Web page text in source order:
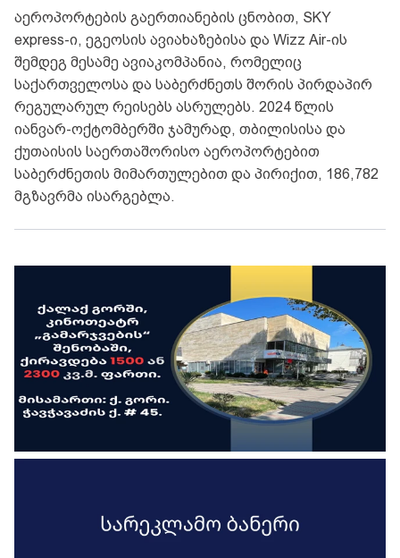
აეროპორტების გაერთიანების ცნობით, SKY
express-ი, ეგეოსის ავიახაზებისა და Wizz Air-ის
შემდეგ მესამე ავიაკომპანია, რომელიც
საქართველოსა და საბერძნეთს შორის პირდაპირ
რეგულარულ რეისებს ასრულებს. 2024 წლის
იანვარ-ოქტომბერში ჯამურად, თბილისისა და
ქუთაისის საერთაშორისო აეროპორტებით
საბერძნეთის მიმართულებით და პირიქით, 186,782
მგზავრმა ისარგებლა.